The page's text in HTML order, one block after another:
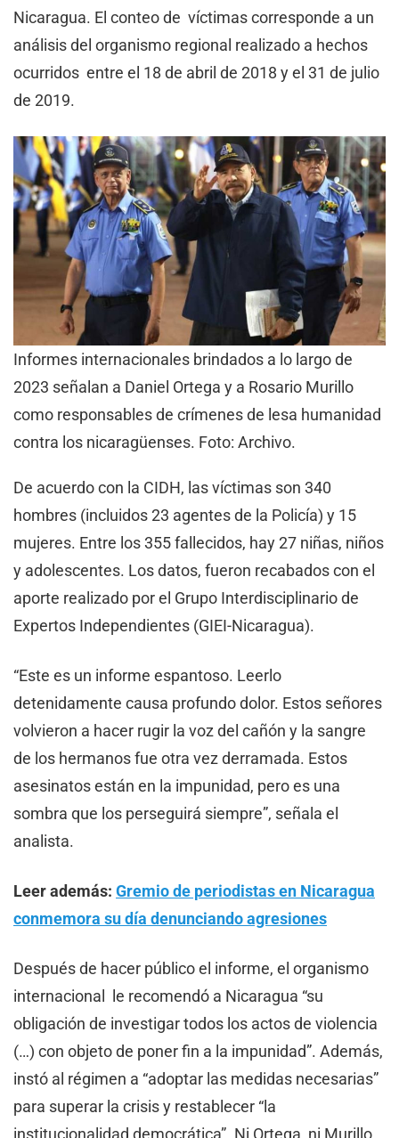
Nicaragua. El conteo de víctimas corresponde a un
análisis del organismo regional realizado a hechos
ocurridos entre el 18 de abril de 2018 y el 31 de julio
de 2019.
Informes internacionales brindados a lo largo de
2023 señalan a Daniel Ortega y a Rosario Murillo
como responsables de crímenes de lesa humanidad
contra los nicaragüenses. Foto: Archivo.
De acuerdo con la CIDH, las víctimas son 340
hombres (incluidos 23 agentes de la Policía) y 15
mujeres. Entre los 355 fallecidos, hay 27 niñas, niños
y adolescentes. Los datos, fueron recabados con el
aporte realizado por el Grupo Interdisciplinario de
Expertos Independientes (GIEI-Nicaragua).
“Este es un informe espantoso. Leerlo
detenidamente causa profundo dolor. Estos señores
volvieron a hacer rugir la voz del cañón y la sangre
de los hermanos fue otra vez derramada. Estos
asesinatos están en la impunidad, pero es una
sombra que los perseguirá siempre”, señala el
analista.
Leer además: Gremio de periodistas en Nicaragua
conmemora su día denunciando agresiones
Después de hacer público el informe, el organismo
internacional le recomendó a Nicaragua “su
obligación de investigar todos los actos de violencia
(…) con objeto de poner fin a la impunidad”. Además,
instó al régimen a “adoptar las medidas necesarias”
para superar la crisis y restablecer “la
institucionalidad democrática”. Ni Ortega, ni Murillo,